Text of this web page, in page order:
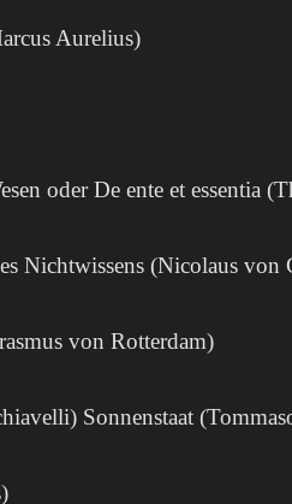
Aurelius)
oder De ente et essentia
Nichtwissens (Nicolaus von
von Rotterdam)
Sonnenstaat